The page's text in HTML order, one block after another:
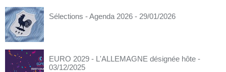
Sélections - Agenda 2026 - 29/01/2026
EURO 2029 - L'ALLEMAGNE désignée hôte -
03/12/2025